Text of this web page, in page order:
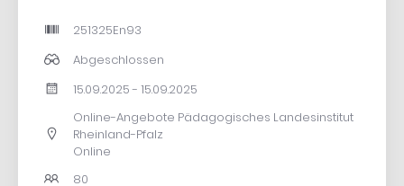
251325En93
Abgeschlossen
15.09.2025 - 15.09.2025
Online-Angebote Pädagogisches Landesinstitut
Rheinland-Pfalz
Online
80